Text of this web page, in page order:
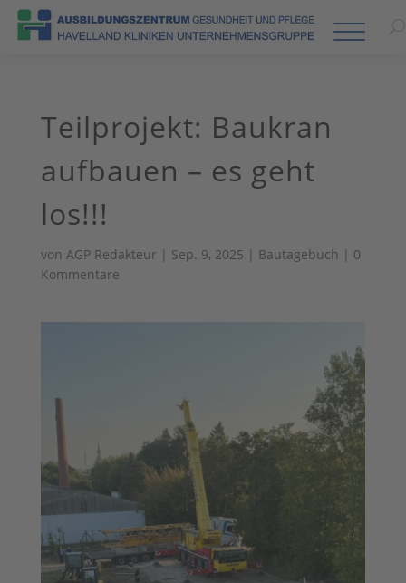
Teilprojekt: Baukran
aufbauen – es geht
los!!!
von AGP Redakteur | Sep. 9, 2025 | Bautagebuch | 0
Kommentare